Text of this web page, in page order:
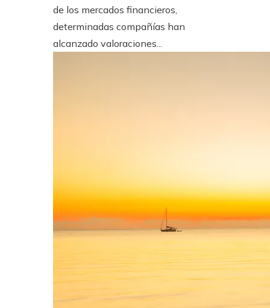
de los mercados financieros,
determinadas compañías han
alcanzado valoraciones...